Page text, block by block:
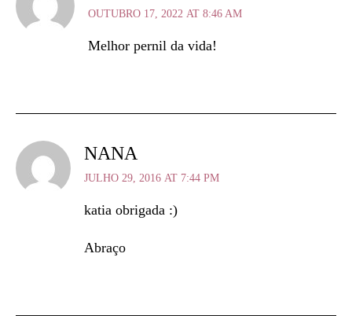
OUTUBRO 17, 2022 AT 8:46 AM
Melhor pernil da vida!
NANA
JULHO 29, 2016 AT 7:44 PM
katia obrigada :)
Abraço